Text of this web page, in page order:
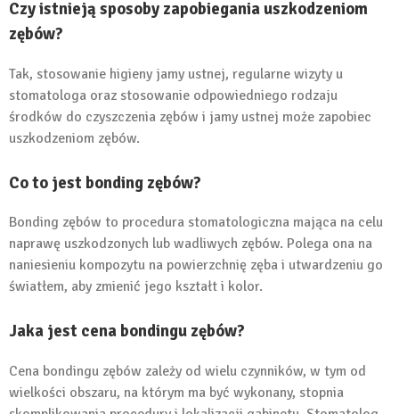
Czy istnieją sposoby zapobiegania uszkodzeniom
zębów?
Tak, stosowanie higieny jamy ustnej, regularne wizyty u
stomatologa oraz stosowanie odpowiedniego rodzaju
środków do czyszczenia zębów i jamy ustnej może zapobiec
uszkodzeniom zębów.
Co to jest bonding zębów?
Bonding zębów to procedura stomatologiczna mająca na celu
naprawę uszkodzonych lub wadliwych zębów. Polega ona na
naniesieniu kompozytu na powierzchnię zęba i utwardzeniu go
światłem, aby zmienić jego kształt i kolor.
Jaka jest cena bondingu zębów?
Cena bondingu zębów zależy od wielu czynników, w tym od
wielkości obszaru, na którym ma być wykonany, stopnia